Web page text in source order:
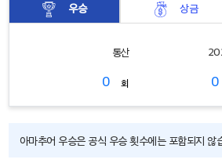
우승 상금
통산
0 회 0
아마추어 우승은 공식 우승 횟수에는 포함되지 않